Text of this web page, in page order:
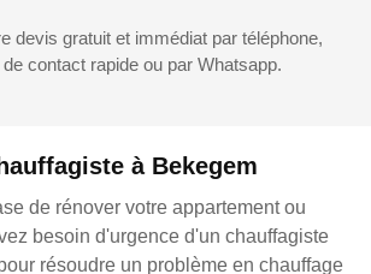
à Bekegem
de rénover votre appartement ou
besoin d'urgence d'un chauffagiste
résoudre un problème en chauffage
devis gratuit et immédiat par téléphone,
contact rapide ou par Whatsapp.